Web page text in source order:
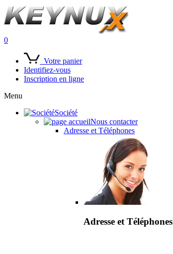
0
Votre panier
Identifiez-vous
Inscription en ligne
Menu
Société
Nous contacter
Adresse et Téléphones
Adresse et Téléphones